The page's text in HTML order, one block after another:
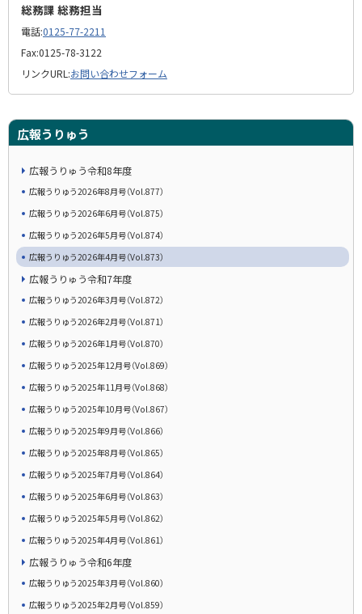
総務課 総務担当
電話:0125-77-2211
Fax:0125-78-3122
リンクURL:お問い合わせフォーム
広報うりゅう
広報うりゅう令和8年度
広報うりゅう2026年8月号（Vol.877）
広報うりゅう2026年6月号（Vol.875）
広報うりゅう2026年5月号（Vol.874）
広報うりゅう2026年4月号（Vol.873）
広報うりゅう令和7年度
広報うりゅう2026年3月号（Vol.872）
広報うりゅう2026年2月号（Vol.871）
広報うりゅう2026年1月号（Vol.870）
広報うりゅう2025年12月号（Vol.869）
広報うりゅう2025年11月号（Vol.868）
広報うりゅう2025年10月号（Vol.867）
広報うりゅう2025年9月号（Vol.866）
広報うりゅう2025年8月号（Vol.865）
広報うりゅう2025年7月号（Vol.864）
広報うりゅう2025年6月号（Vol.863）
広報うりゅう2025年5月号（Vol.862）
広報うりゅう2025年4月号（Vol.861）
広報うりゅう令和6年度
広報うりゅう2025年3月号（Vol.860）
広報うりゅう2025年2月号（Vol.859）